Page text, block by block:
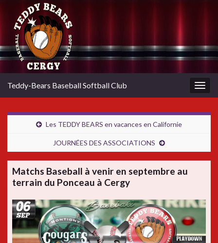
Teddy-Bears Baseball Softball Club
Les TEDDY BEARS en vacances en Californie
JOURNÉES DES ASSOCIATIONS
Matchs Baseball à venir en septembre au
terrain du Ponceau à Cergy